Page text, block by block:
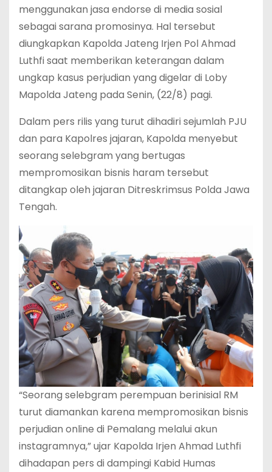
menggunakan jasa endorse di media sosial
sebagai sarana promosinya. Hal tersebut
diungkapkan Kapolda Jateng Irjen Pol Ahmad
Luthfi saat memberikan keterangan dalam
ungkap kasus perjudian yang digelar di Loby
Mapolda Jateng pada Senin, (22/8) pagi.
Dalam pers rilis yang turut dihadiri sejumlah PJU
dan para Kapolres jajaran, Kapolda menyebut
seorang selebgram yang bertugas
mempromosikan bisnis haram tersebut
ditangkap oleh jajaran Ditreskrimsus Polda Jawa
Tengah.
“Seorang selebgram perempuan berinisial RM
turut diamankan karena mempromosikan bisnis
perjudian online di Pemalang melalui akun
instagramnya,” ujar Kapolda Irjen Ahmad Luthfi
dihadapan pers di dampingi Kabid Humas